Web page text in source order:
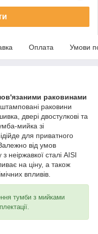
Оплата Умови
раковинами
штамповані раковини
двері двостулкові та
мийка зі
для приватного
від умов
неіржавкої сталі AISI
на ціну, а також
впливів.
тумби з мийками